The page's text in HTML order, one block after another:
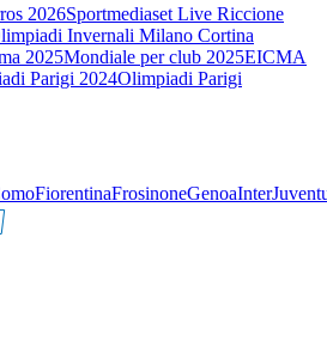
2026Sportmediaset Live Riccione
Invernali Milano Cortina
2025Mondiale per club 2025EICMA
Parigi 2024Olimpiadi Parigi
FiorentinaFrosinoneGenoaInter